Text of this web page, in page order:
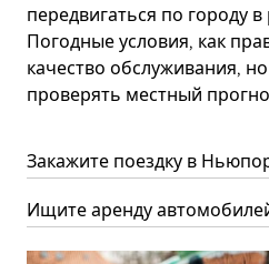
передвигаться по городу
Погодные условия, как
качество обслуживания,
проверять местный
Закажите поездку в
Ищите аренду